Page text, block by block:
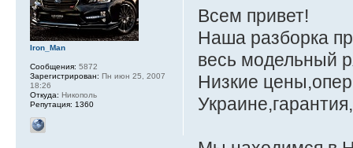
Всем привет!
Наша разборка
весь модельный
Низкие
Iron_Man
Сообщения: 5872
Зарегистрирован: Пн июн 25, 2007
18:26
Откуда: Никополь
Репутация: 1360